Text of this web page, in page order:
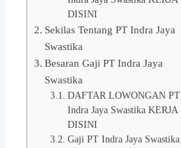
DISINI
Sekilas Tentang PT Indra Jaya
Swastika
Besaran Gaji PT Indra Jaya
Swastika
DAFTAR LOWONGAN PT
Indra Jaya Swastika KERJA
DISINI
Gaji PT Indra Jaya Swastika